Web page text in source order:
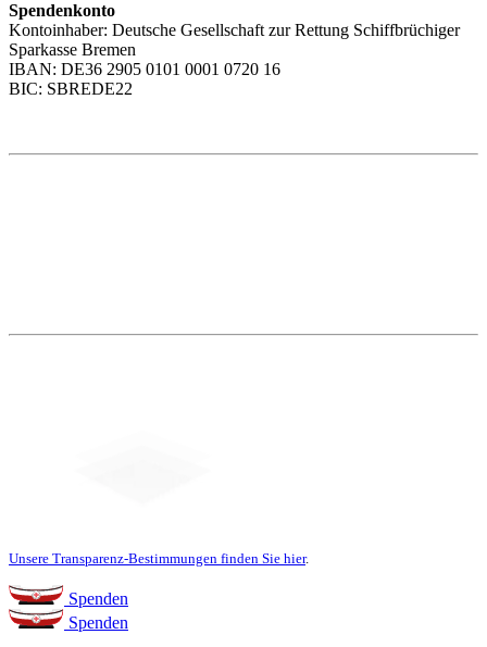
Spendenkonto
Kontoinhaber: Deutsche Gesellschaft zur Rettung Schiffbrüchiger
Sparkasse Bremen
IBAN: DE36 2905 0101 0001 0720 16
BIC: SBREDE22
Unsere Transparenz-Bestimmungen finden Sie hier.
Spenden
Spenden